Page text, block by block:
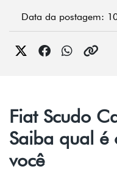
Data da postagem:
Fiat Scudo
Saiba qual
você